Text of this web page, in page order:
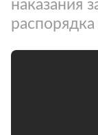
наказания
распорядка